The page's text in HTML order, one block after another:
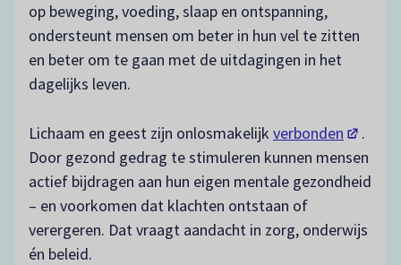
op beweging, voeding, slaap en ontspanning,
ondersteunt mensen om beter in hun vel te zitten
en beter om te gaan met de uitdagingen in het
dagelijks leven.
Lichaam en geest zijn onlosmakelijk verbonden (opent
.
Door gezond gedrag te stimuleren kunnen mensen
actief bijdragen aan hun eigen mentale gezondheid
– en voorkomen dat klachten ontstaan of
verergeren. Dat vraagt aandacht in zorg, onderwijs
én beleid.